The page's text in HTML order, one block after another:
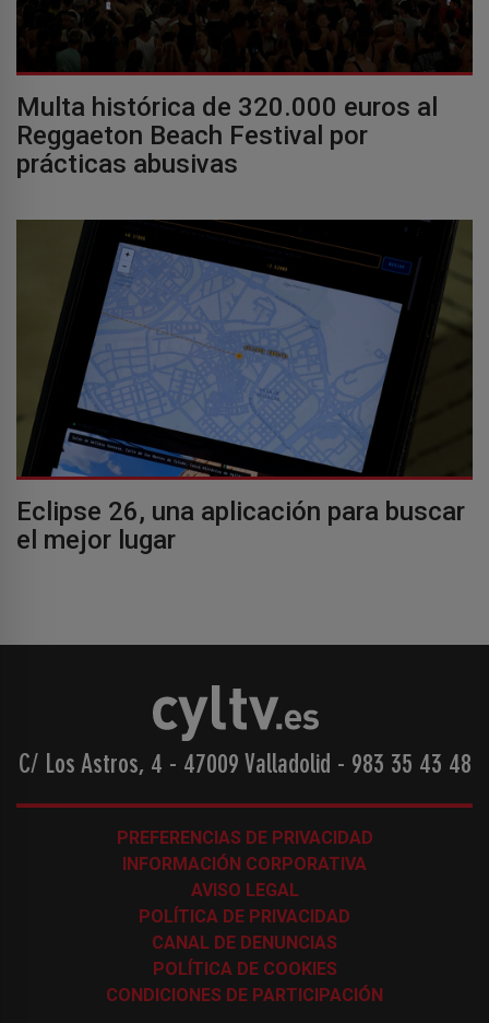
Multa histórica de 320.000 euros al
Reggaeton Beach Festival por
prácticas abusivas
Eclipse 26, una aplicación para buscar
el mejor lugar
C/ Los Astros, 4 - 47009 Valladolid - 983 35 43 48
PREFERENCIAS DE PRIVACIDAD
INFORMACIÓN CORPORATIVA
AVISO LEGAL
POLÍTICA DE PRIVACIDAD
CANAL DE DENUNCIAS
POLÍTICA DE COOKIES
CONDICIONES DE PARTICIPACIÓN